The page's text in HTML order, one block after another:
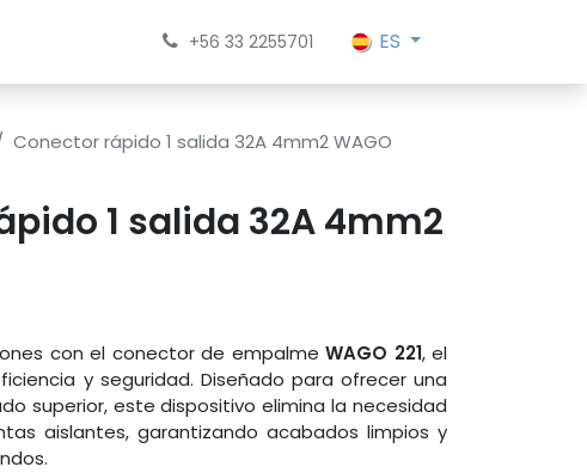
+56 33 2255701 ES
Conector rápido 1 salida 32A 4mm2 WAGO
1 salida 32A 4mm2
con el conector de empalme WAGO 221, el
y seguridad. Diseñado para ofrecer una
superior, este dispositivo elimina la necesidad
aislantes, garantizando acabados limpios y